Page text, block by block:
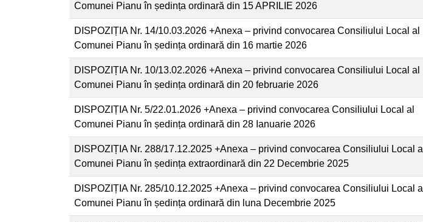
Comunei Pianu în ședința ordinară din 15 APRILIE 2026
DISPOZIȚIA Nr. 14/10.03.2026 +Anexa – privind convocarea Consiliului Local al
Comunei Pianu în ședința ordinară din 16 martie 2026
DISPOZIȚIA Nr. 10/13.02.2026 +Anexa – privind convocarea Consiliului Local al
Comunei Pianu în ședința ordinară din 20 februarie 2026
DISPOZIȚIA Nr. 5/22.01.2026 +Anexa – privind convocarea Consiliului Local al
Comunei Pianu în ședința ordinară din 28 Ianuarie 2026
DISPOZIȚIA Nr. 288/17.12.2025 +Anexa – privind convocarea Consiliului Local al
Comunei Pianu în ședința extraordinară din 22 Decembrie 2025
DISPOZIȚIA Nr. 285/10.12.2025 +Anexa – privind convocarea Consiliului Local al
Comunei Pianu în ședința ordinară din luna Decembrie 2025